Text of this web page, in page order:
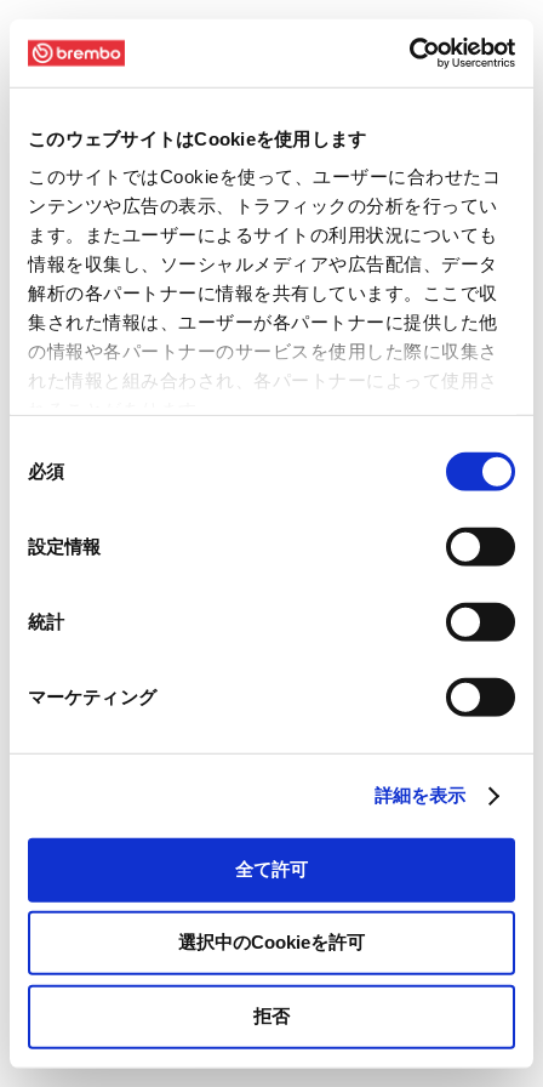
このウェブサイトはCookieを使用します
このサイトではCookieを使って、ユーザーに合わせたコ
ンテンツや広告の表示、トラフィックの分析を行ってい
ます。またユーザーによるサイトの利用状況についても
情報を収集し、ソーシャルメディアや広告配信、データ
解析の各パートナーに情報を共有しています。ここで収
集された情報は、ユーザーが各パートナーに提供した他
の情報や各パートナーのサービスを使用した際に収集さ
れた情報と組み合わされ、各パートナーによって使用さ
必須
設定情報
統計
マーケティング
詳細を表示
全て許可
選択中のCookieを許可
拒否